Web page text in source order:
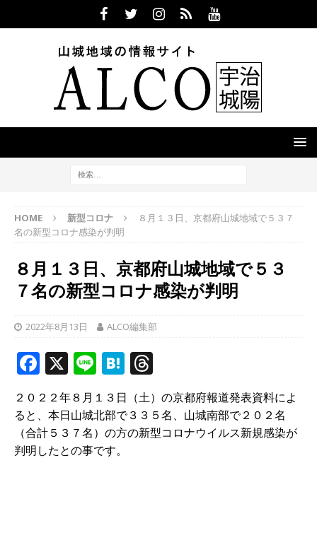
HOME 新型コロナ
８月１３日、京都府山城地域で５３７
名の新型コロナ感染が判明
８月１３日、京都府山城地域で５３
７名の新型コロナ感染が判明
2022年8月13日 ALCO編集部
F
a
c
e
b
X Li
n
e
H
at
e
n
h
r
e
２０２２年８月１３日（土）の京都府報道発表資料によ
ると、本日山城北部で３３５名、山城南部で２０２名
（合計５３７名）の方の新型コロナウイルス新規感染が
判明したとの事です。